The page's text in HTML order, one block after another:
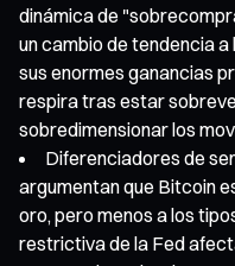
dinámica de
un cambio de tendencia
sus enormes ganancias
respira tras estar
sobredimensionar los
Diferenciadores de
argumentan que Bitcoin
oro, pero menos a los
restrictiva de la Fed